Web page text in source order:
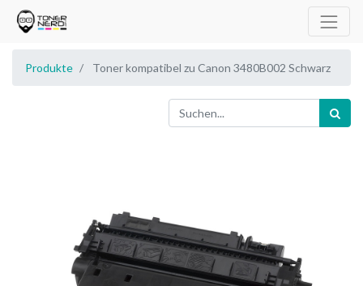
Produkte Toner kompatibel zu Canon 3480B002 Schwarz